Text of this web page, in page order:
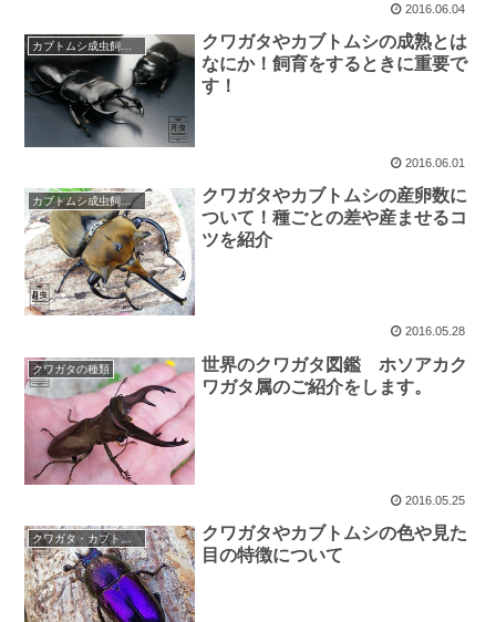
2016.06.04
カブトムシ成虫飼育・産卵
クワガタやカブトムシの成熟とは
なにか！飼育をするときに重要で
す！
2016.06.01
カブトムシ成虫飼育・産卵
クワガタやカブトムシの産卵数に
ついて！種ごとの差や産ませるコ
ツを紹介
2016.05.28
クワガタの種類
世界のクワガタ図鑑 ホソアカク
ワガタ属のご紹介をします。
2016.05.25
クワガタ・カブトムシ・昆虫の話題
クワガタやカブトムシの色や見た
目の特徴について